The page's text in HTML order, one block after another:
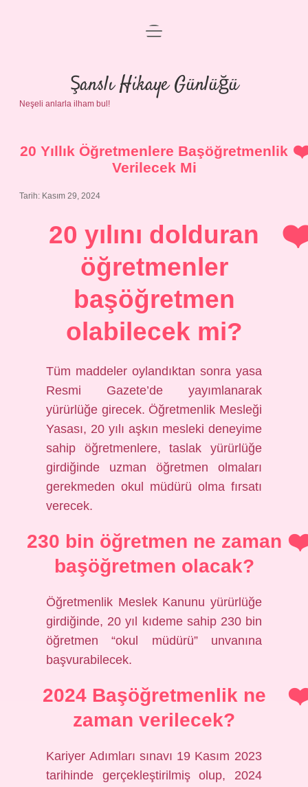
Anasayfa
Gizlilik Politikası
menüyü
Şanslı Hikaye Günlüğü
Neşeli anlarla ilham bul!
20 Yıllık Öğretmenlere Başöğretmenlik
Verilecek Mi
Tarih: Kasım 29, 2024
20 yılını dolduran
öğretmenler
başöğretmen
olabilecek mi?
Tüm maddeler oylandıktan sonra yasa
Resmi Gazete’de yayımlanarak
yürürlüğe girecek. Öğretmenlik Mesleği
Yasası, 20 yılı aşkın mesleki deneyime
sahip öğretmenlere, taslak yürürlüğe
girdiğinde uzman öğretmen olmaları
gerekmeden okul müdürü olma fırsatı
verecek.
230 bin öğretmen ne zaman
başöğretmen olacak?
Öğretmenlik Meslek Kanunu yürürlüğe
girdiğinde, 20 yıl kıdeme sahip 230 bin
öğretmen “okul müdürü” unvanına
başvurabilecek.
2024 Başöğretmenlik ne
zaman verilecek?
Kariyer Adımları sınavı 19 Kasım 2023
tarihinde gerçekleştirilmiş olup, 2024